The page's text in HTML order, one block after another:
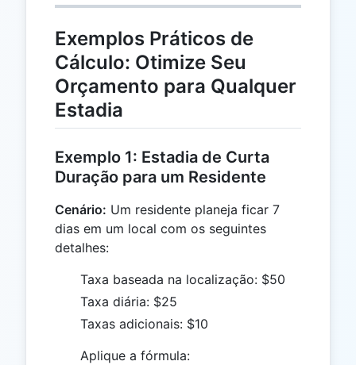
Exemplos Práticos de
Cálculo: Otimize Seu
Orçamento para Qualquer
Estadia
Exemplo 1: Estadia de Curta
Duração para um Residente
Cenário: Um residente planeja ficar 7
dias em um local com os seguintes
detalhes:
Taxa baseada na localização: $50
Taxa diária: $25
Taxas adicionais: $10
Aplique a fórmula: